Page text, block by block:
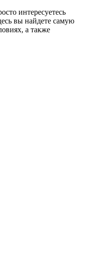
интересуетесь
вы найдете самую
а также